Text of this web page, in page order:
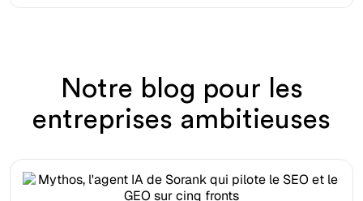
Notre blog pour les
entreprises ambitieuses